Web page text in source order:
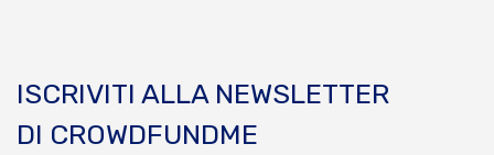
ISCRIVITI ALLA NEWSLETTER
DI CROWDFUNDME